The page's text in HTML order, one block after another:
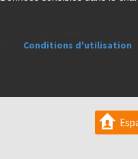
Conditions d'utilisation